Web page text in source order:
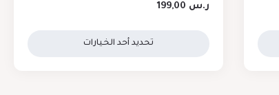
ر.س
تحديد أحد الخيارات